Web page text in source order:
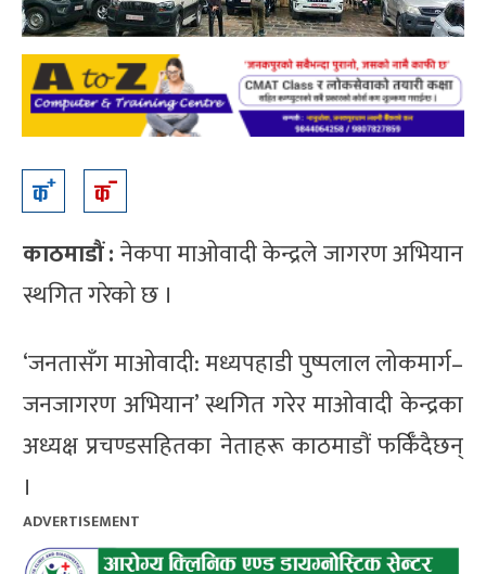
काठमाडौं :नेकपा माओवादी केन्द्रले जागरण अभियान
स्थगित गरेको छ ।
‘जनतासँग माओवादी: मध्यपहाडी पुष्पलाल लोकमार्ग–
जनजागरण अभियान’ स्थगित गरेर माओवादी केन्द्रका
अध्यक्ष प्रचण्डसहितका नेताहरू काठमाडौं फर्किँदैछन्
।
ADVERTISEMENT